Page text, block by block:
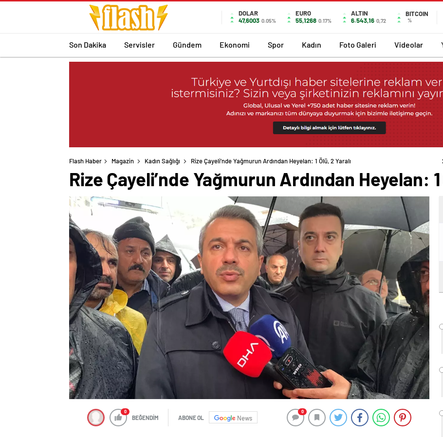
DOLAR
47,6003 0.05%
EURO
55,1268 0.17%
ALTIN
6.543,16 0,72
BITCOIN
%
Son Dakika Servisler Gündem Ekonomi Spor Kadın Foto Galeri Videolar
Flash Haber Magazin Kadın Sağlığı Rize Çayeli’nde Yağmurun Ardından Heyelan: 1 Ölü, 2 Yaralı
Rize Çayeli’nde Yağmurun Ardından Heyelan: 1
0
BEĞENDİM ABONE OL News
0